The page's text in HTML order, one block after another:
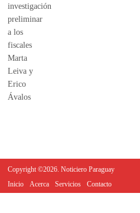
Copyright ©2026. Noticiero Paraguay
Inicio
Acerca Servicios Contacto